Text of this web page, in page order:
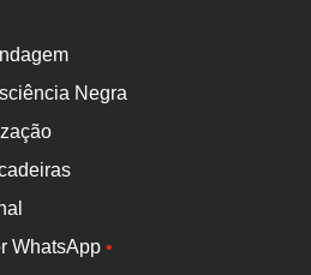
Negra
WhatsApp•